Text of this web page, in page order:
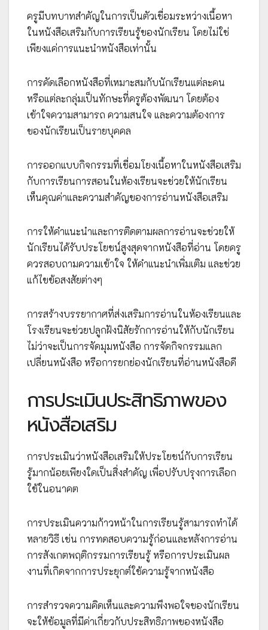
ครูมีบทบาทสำคัญในการเป็นตัวเชื่อมระหว่างเนื้อหา
ในหนังสือเสริมกับการเรียนรู้ของนักเรียน โดยไม่ใช่
เพียงแค่การแนะนำหนังสือเท่านั้น
การคัดเลือกหนังสือที่เหมาะสมกับนักเรียนแต่ละคน
หรือแต่ละกลุ่มเป็นทักษะที่ครูต้องพัฒนา โดยต้อง
เข้าใจความสามารถ ความสนใจ และความต้องการ
ของนักเรียนเป็นรายบุคคล
การออกแบบกิจกรรมที่เชื่อมโยงเนื้อหาในหนังสือเสริม
กับการเรียนการสอนในห้องเรียนจะช่วยให้นักเรียน
เห็นคุณค่าและความสำคัญของการอ่านหนังสือเสริม
การให้คำแนะนำและการติดตามผลการอ่านจะช่วยให้
นักเรียนได้รับประโยชน์สูงสุดจากหนังสือที่อ่าน โดยครู
ควรสอบถามความเข้าใจ ให้คำแนะนำเพิ่มเติม และช่วย
แก้ไขข้อสงสัยต่างๆ
การสร้างบรรยากาศที่ส่งเสริมการอ่านในห้องเรียนและ
โรงเรียนจะช่วยปลูกฝังนิสัยรักการอ่านให้กับนักเรียน
ไม่ว่าจะเป็นการจัดมุมหนังสือ การจัดกิจกรรมแลก
เปลี่ยนหนังสือ หรือการยกย่องนักเรียนที่อ่านหนังสือดี
การประเมินประสิทธิภาพของ
หนังสือเสริม
การประเมินว่าหนังสือเสริมให้ประโยชน์กับการเรียน
รู้มากน้อยเพียงใดเป็นสิ่งสำคัญ เพื่อปรับปรุงการเลือก
ใช้ในอนาคต
การประเมินความก้าวหน้าในการเรียนรู้สามารถทำได้
หลายวิธี เช่น การทดสอบความรู้ก่อนและหลังการอ่าน
การสังเกตพฤติกรรมการเรียนรู้ หรือการประเมินผล
งานที่เกิดจากการประยุกต์ใช้ความรู้จากหนังสือ
การสำรวจความคิดเห็นและความพึงพอใจของนักเรียน
จะให้ข้อมูลที่มีค่าเกี่ยวกับประสิทธิภาพของหนังสือ